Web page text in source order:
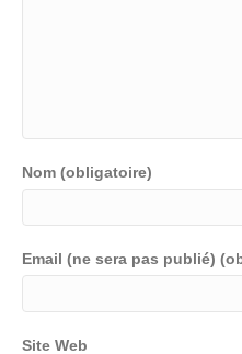
Nom (obligatoire)
Email (ne sera pas publié)
Site Web